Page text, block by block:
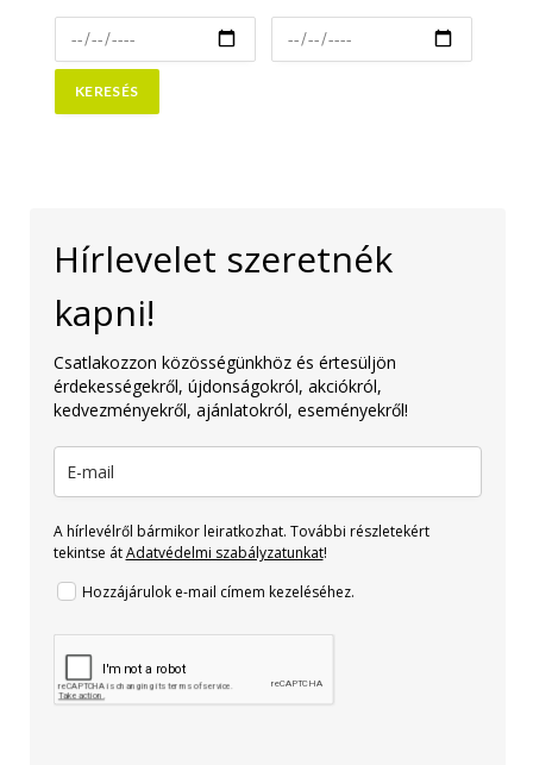
Hírlevelet szeretnék
kapni!
Csatlakozzon közösségünkhöz és értesüljön
érdekességekről, újdonságokról, akciókról,
kedvezményekről, ajánlatokról, eseményekről!
A hírlevélről bármikor leiratkozhat. További részletekért
tekintse átAdatvédelmi szabályzatunkat!
Hozzájárulok e-mail címem kezeléséhez.